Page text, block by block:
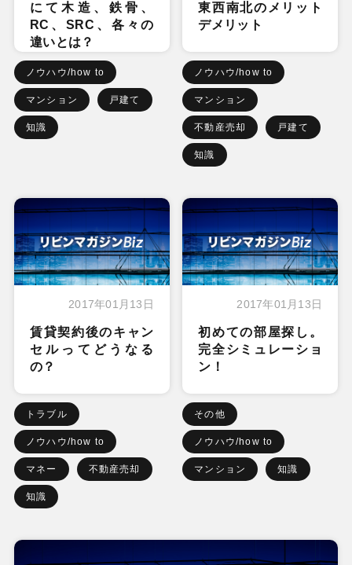
にて木造、鉄骨、
RC、SRC、各々の
違いとは？
ノウハウ/how to
マンション 戸建て
知識
東西南北のメリット
デメリット
ノウハウ/how to
マンション
不動産売却 戸建て
知識
2017年01月13日
賃貸契約後のキャン
セルってどうなる
の？
トラブル
ノウハウ/how to
マネー 不動産売却
知識
2017年01月13日
初めての部屋探し。
完全シミュレーショ
ン！
その他
ノウハウ/how to
マンション 知識